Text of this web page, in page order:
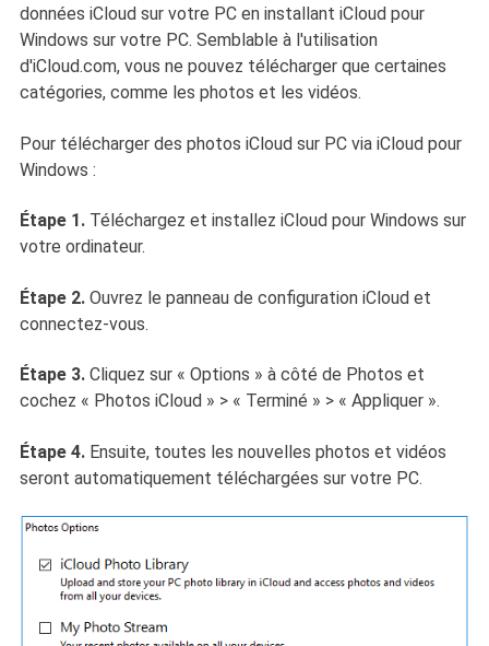
données iCloud sur votre PC en installant iCloud pour
Windows sur votre PC. Semblable à l'utilisation
d'iCloud.com, vous ne pouvez télécharger que certaines
catégories, comme les photos et les vidéos.
Pour télécharger des photos iCloud sur PC via iCloud pour
Windows :
Étape 1.Téléchargez et installez iCloud pour Windows sur
votre ordinateur.
Étape 2.Ouvrez le panneau de configuration iCloud et
connectez-vous.
Étape 3.Cliquez sur « Options » à côté de Photos et
cochez « Photos iCloud » > « Terminé » > « Appliquer ».
Étape 4.Ensuite, toutes les nouvelles photos et vidéos
seront automatiquement téléchargées sur votre PC.